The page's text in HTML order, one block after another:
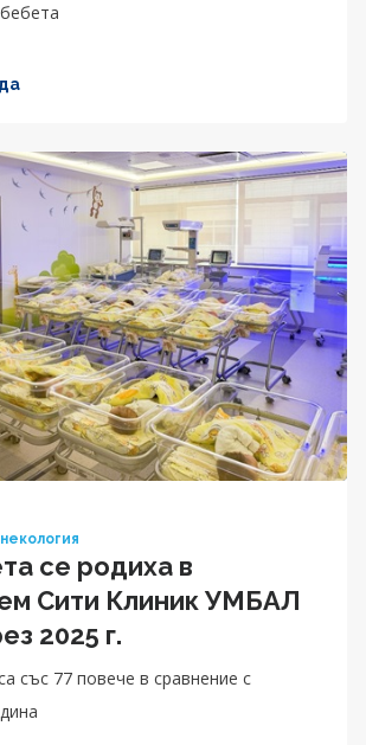
се родиха в
Сити Клиник УМБАЛ
2025 г.
със 77 повече в сравнение с